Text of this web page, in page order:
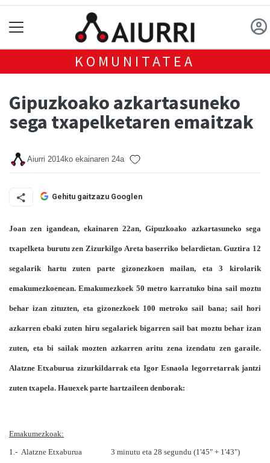
KOMUNITATEA
Gipuzkoako azkartasuneko
sega txapelketaren emaitzak
Aiurri 2014ko ekainaren 24a
Gehitu gaitzazu Googlen
Joan zen igandean, ekainaren 22an, Gipuzkoako azkartasuneko sega
txapelketa burutu zen Zizurkilgo Areta baserriko belardietan. Guztira 12
segalarik hartu zuten parte gizonezkoen mailan, eta 3 kirolarik
emakumezkoenean. Emakumezkoek 50 metro karratuko bina sail moztu
behar izan zituzten, eta gizonezkoek 100 metroko sail bana; sail hori
azkarren ebaki zuten hiru segalariek bigarren sail bat moztu behar izan
zuten, eta bi sailak mozten azkarren aritu zena izendatu zen garaile.
Alatzne Etxaburua zizurkildarrak eta Igor Esnaola legorretarrak jantzi
zuten txapela. Hauexek parte hartzaileen denborak:
Emakumezkoak:
1.- Alatzne Etxaburua 3 minutu eta 28 segundu (1'45" + 1'43")